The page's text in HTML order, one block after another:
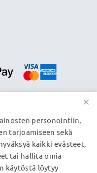
mutta ei
×
personointiin,
tarjoamiseen sekä
kaikki evästeet,
tai hallita omia
käytöstä löytyy